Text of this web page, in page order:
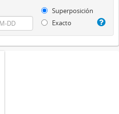
Superposición
Exacto